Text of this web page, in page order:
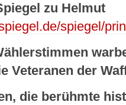
zu Helmut
spiegel/
Veteranen der
die berühmte